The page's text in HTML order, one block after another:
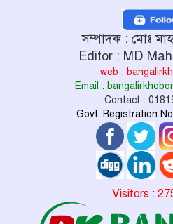
সম্পাদক : মোঃ
Editor : MD
web :
Email :
Contact :
Govt. Registration
Visitors :